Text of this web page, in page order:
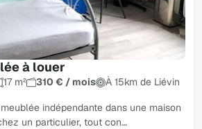
à louer
17 m² 310 € / mois À 15km de Liévin
indépendante dans une maison
un particulier, tout con…